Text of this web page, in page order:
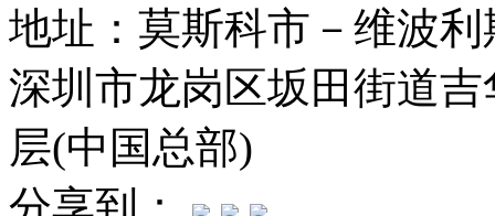
地址： 莫斯科市－维波
深圳市龙岗区坂田街道
层(中国总部)